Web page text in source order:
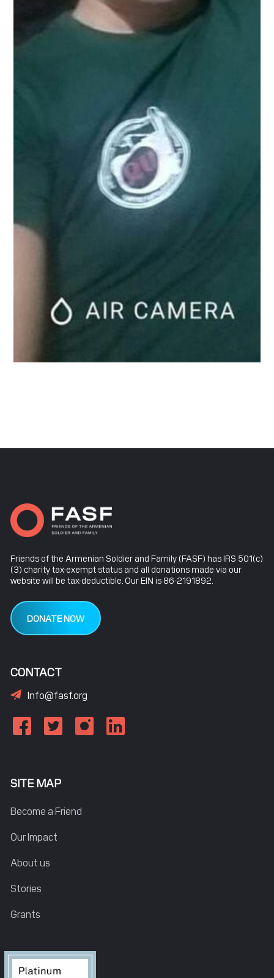
Friends of the Armenian Soldier and Family (FASF) has IRS 501(c)
(3) charity tax-exempt status and all donations made via our
website will be tax-deductible. Our EIN is 86-2191892.
DONATE NOW
CONTACT
Info@fasf.org
SITE MAP
Become a Friend
Our Impact
About us
Stories
Grants